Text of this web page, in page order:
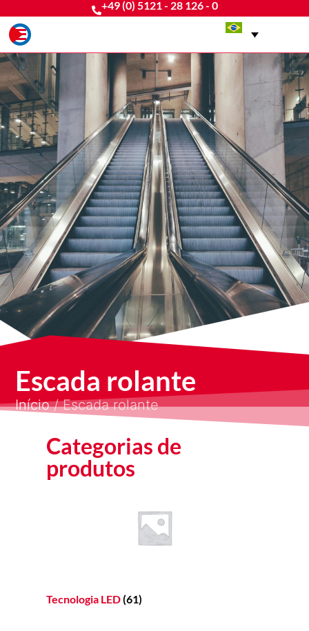
+49 (0) 5121 - 28 126 - 0
Escada rolante
Início/ Escada rolante
Categorias de
produtos
Tecnologia LED(61)